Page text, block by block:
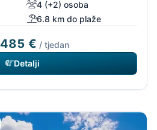
4 (+2) osoba
6.8 km do plaže
€ / tjedan
Detalji